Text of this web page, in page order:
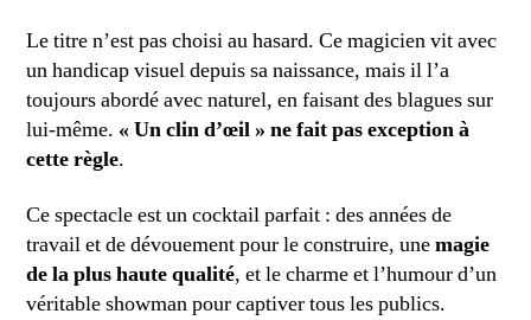
Le titre n’est pas choisi au hasard. Ce magicien vit avec
un handicap visuel depuis sa naissance, mais il l’a
toujours abordé avec naturel, en faisant des blagues sur
lui-même. « Un clin d’œil » ne fait pas exception à
cette règle.
Ce spectacle est un cocktail parfait : des années de
travail et de dévouement pour le construire, unemagie
de la plus haute qualité, et le charme et l’humour d’un
véritable showman pour captiver tous les publics.